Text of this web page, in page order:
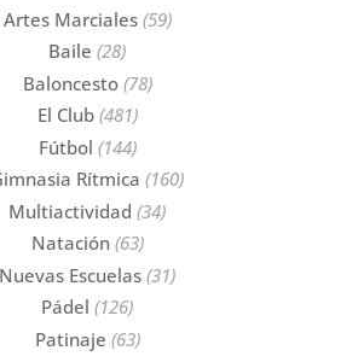
Artes Marciales(59)
Baile (28)
Baloncesto(78)
El Club(481)
Fútbol (144)
Rítmica (160)
Multiactividad (34)
Natación(63)
Nuevas Escuelas (31)
Pádel (126)
Patinaje (63)